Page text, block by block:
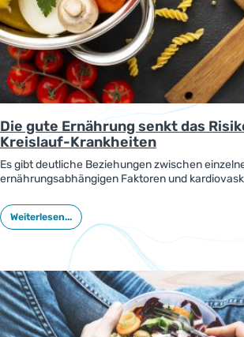
Die gute Ernährung senkt das
Kreislauf-Krankheiten
Es gibt deutliche Beziehungen zwischen
ernährungsabhängigen Faktoren und
Krankheitsstudie (Global Burden of Disease) von
untersucht.
Weiterlesen...